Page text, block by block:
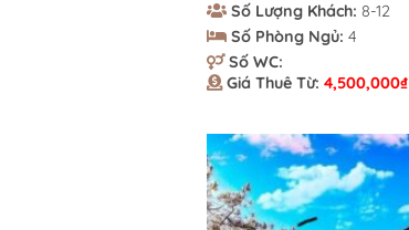
Số Lượng Khách: 8-12
Số Phòng Ngủ: 4
Số WC:
Giá Thuê Từ: 4,500,000₫